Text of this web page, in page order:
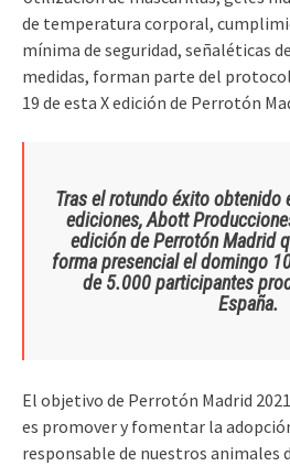
de temperatura corporal,
mínima de seguridad, señaléticas
medidas, forman parte del
19 de esta X edición de Perrotón
Tras el rotundo éxito obtenido
ediciones, Abott
edición de Perrotón Madrid
forma presencial el domingo
de 5.000 participantes
España.
El objetivo de Perrotón Madrid
es promover y fomentar la
responsable de nuestros animales